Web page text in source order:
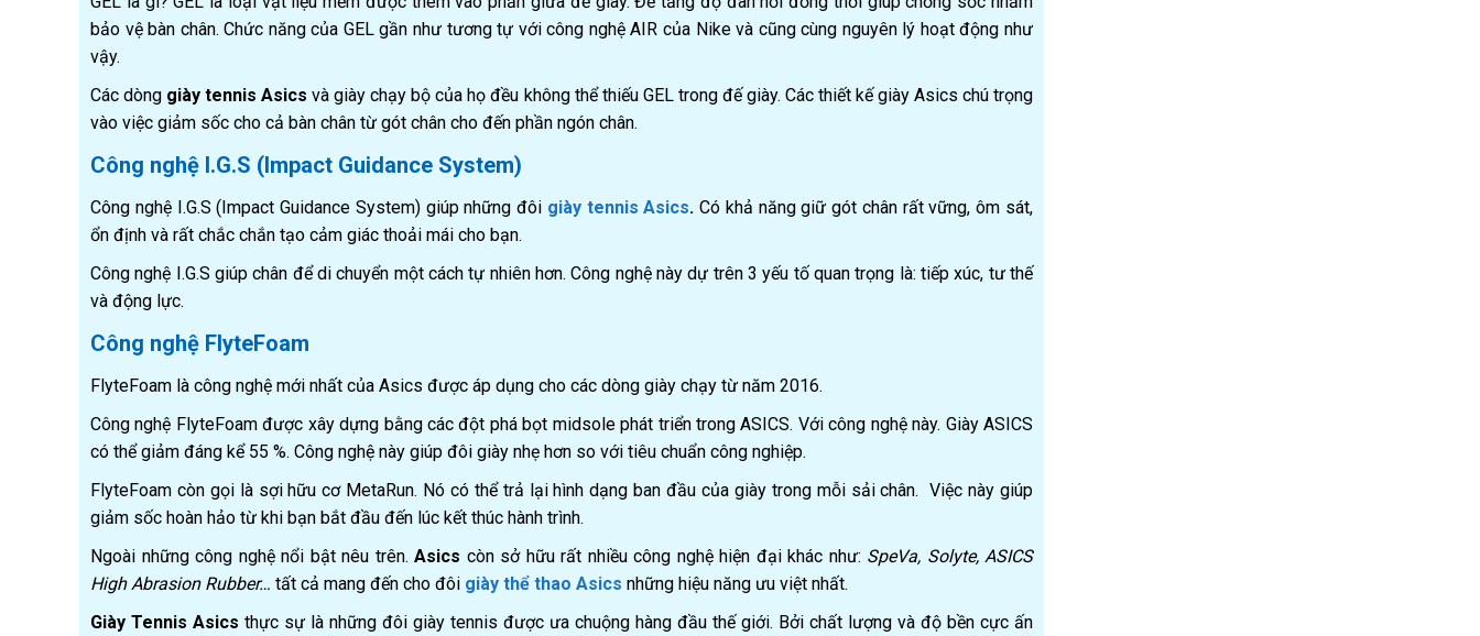
bảo vệ bàn chân. Chức năng của GEL gần như tương tự với công nghệ AIR của Nike và cũng cùng nguyên lý hoạt động như
vậy.
Các dòng giày tennis Asics và giày chạy bộ của họ đều không thể thiếu GEL trong đế giày. Các thiết kế giày Asics chú trọng
vào việc giảm sốc cho cả bàn chân từ gót chân cho đến phần ngón chân.
Công nghệ I.G.S (Impact Guidance System)
Công nghệ I.G.S (Impact Guidance System) giúp những đôi giày tennis Asics. Có khả năng giữ gót chân rất vững, ôm sát,
ổn định và rất chắc chắn tạo cảm giác thoải mái cho bạn.
Công nghệ I.G.S giúp chân để di chuyển một cách tự nhiên hơn. Công nghệ này dự trên 3 yếu tố quan trọng là: tiếp xúc, tư thế
và động lực.
Công nghệ FlyteFoam
FlyteFoam là công nghệ mới nhất của Asics được áp dụng cho các dòng giày chạy từ năm 2016.
Công nghệ FlyteFoam được xây dựng bằng các đột phá bọt midsole phát triển trong ASICS. Với công nghệ này. Giày ASICS
có thể giảm đáng kể 55 %. Công nghệ này giúp đôi giày nhẹ hơn so với tiêu chuẩn công nghiệp.
FlyteFoam còn gọi là sợi hữu cơ MetaRun. Nó có thể trả lại hình dạng ban đầu của giày trong mỗi sải chân. Việc này giúp
giảm sốc hoàn hảo từ khi bạn bắt đầu đến lúc kết thúc hành trình.
Ngoài những công nghệ nổi bật nêu trên. Asics còn sở hữu rất nhiều công nghệ hiện đại khác như: SpeVa, Solyte, ASICS
High Abrasion Rubber… tất cả mang đến cho đôi giày thể thao Asics những hiệu năng ưu việt nhất.
Giày Tennis Asics thực sự là những đôi giày tennis được ưa chuộng hàng đầu thế giới. Bởi chất lượng và độ bền cực ấn